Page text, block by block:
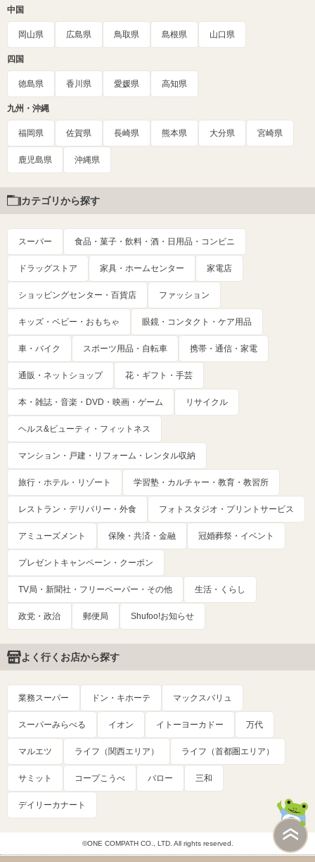
中国
岡山県 広島県 鳥取県 島根県 山口県
四国
徳島県 香川県 愛媛県 高知県
九州・沖縄
福岡県 佐賀県 長崎県 熊本県 大分県 宮崎県
鹿児島県 沖縄県
カテゴリから探す
スーパー 食品・菓子・飲料・酒・日用品・コンビニ
ドラッグストア 家具・ホームセンター 家電店
ショッピングセンター・百貨店 ファッション
キッズ・ベビー・おもちゃ 眼鏡・コンタクト・ケア用品
車・バイク スポーツ用品・自転車 携帯・通信・家電
通販・ネットショップ 花・ギフト・手芸
本・雑誌・音楽・DVD・映画・ゲーム リサイクル
ヘルス&ビューティ・フィットネス
マンション・戸建・リフォーム・レンタル収納
旅行・ホテル・リゾート 学習塾・カルチャー・教育・教習所
レストラン・デリバリー・外食 フォトスタジオ・プリントサービス
アミューズメント 保険・共済・金融 冠婚葬祭・イベント
プレゼントキャンペーン・クーポン
TV局・新聞社・フリーペーパー・その他 生活・くらし
政党・政治 郵便局 Shufoo!お知らせ
よく行くお店から探す
業務スーパー ドン・キホーテ マックスバリュ
スーパーみらべる イオン イトーヨーカドー 万代
マルエツ ライフ（関西エリア） ライフ（首都圏エリア）
サミット コープこうべ バロー 三和
デイリーカナート
©ONE COMPATH CO., LTD. All rights reserved.